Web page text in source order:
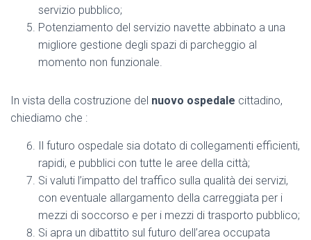
servizio pubblico;
Potenziamento del servizio navette abbinato a una
migliore gestione degli spazi di parcheggio al
momento non funzionale.
In vista della costruzione del nuovo ospedale cittadino,
chiediamo che :
Il futuro ospedale sia dotato di collegamenti efficienti,
rapidi, e pubblici con tutte le aree della città;
Si valuti l’impatto del traffico sulla qualità dei servizi,
con eventuale allargamento della carreggiata per i
mezzi di soccorso e per i mezzi di trasporto pubblico;
Si apra un dibattito sul futuro dell’area occupata